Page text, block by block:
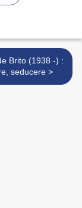
Brito (1938 -) :
Desidare, seducere >